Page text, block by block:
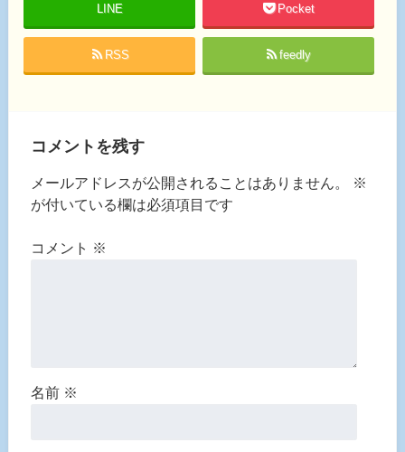
LINE Pocket
RSS feedly
コメントを残す
メールアドレスが公開されることはありません。
※
が付いている欄は必須項目です
コメント ※
名前 ※